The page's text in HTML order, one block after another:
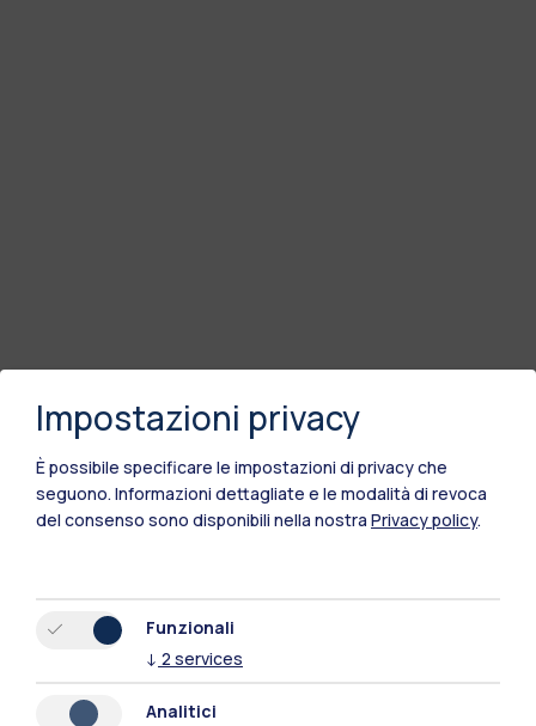
Polimi Community
Impostazioni privacy
È possibile specificare le impostazioni di privacy che
seguono. Informazioni dettagliate e le modalità di revoca
del consenso sono disponibili nella nostra Privacy policy.
Funzionali
↓ 2 services
Analitici